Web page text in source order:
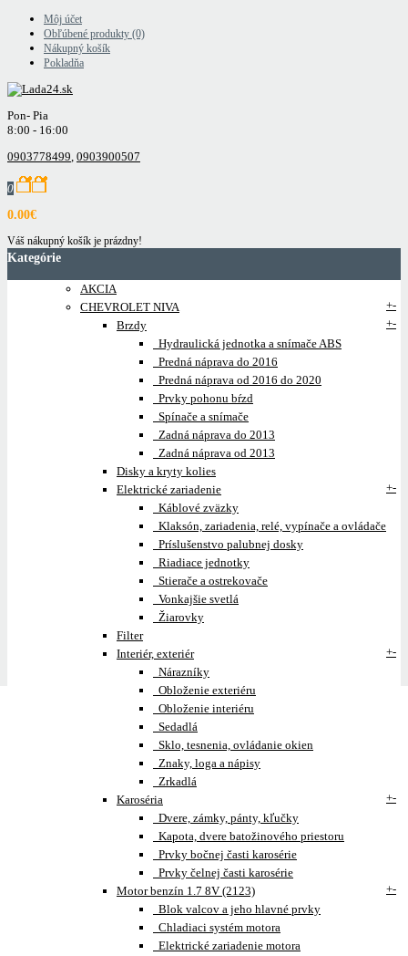
Môj účet
Obľúbené produkty (0)
Nákupný košík
Pokladňa
Pon- Pia
8:00 - 16:00
0903778499, 0903900507
0
0.00€
Váš nákupný košík je prázdny!
Kategórie
AKCIA
CHEVROLET NIVA
+-
Brzdy
+-
Hydraulická jednotka a snímače ABS
Predná náprava do 2016
Predná náprava od 2016 do 2020
Prvky pohonu bŕzd
Spínače a snímače
Zadná náprava do 2013
Zadná náprava od 2013
Disky a kryty kolies
Elektrické zariadenie
+-
Káblové zväzky
Klaksón, zariadenia, relé, vypínače a ovládače
Príslušenstvo palubnej dosky
Riadiace jednotky
Stierače a ostrekovače
Vonkajšie svetlá
Žiarovky
Filter
Interiér, exteriér
+-
Nárazníky
Obloženie exteriéru
Obloženie interiéru
Sedadlá
Sklo, tesnenia, ovládanie okien
Znaky, loga a nápisy
Zrkadlá
Karoséria
+-
Dvere, zámky, pánty, kľučky
Kapota, dvere batožinového priestoru
Prvky bočnej časti karosérie
Prvky čelnej časti karosérie
Motor benzín 1.7 8V (2123)
+-
Blok valcov a jeho hlavné prvky
Chladiaci systém motora
Elektrické zariadenie motora